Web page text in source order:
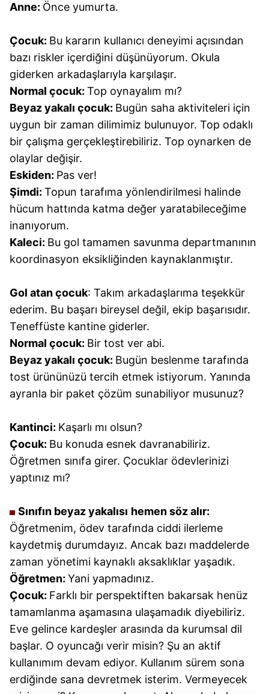
Anne: Önce yumurta.
Çocuk: Bu kararın kullanıcı deneyimi açısından
bazı riskler içerdiğini düşünüyorum. Okula
giderken arkadaşlarıyla karşılaşır.
Normal çocuk: Top oynayalım mı?
Beyaz yakalı çocuk: Bugün saha aktiviteleri için
uygun bir zaman dilimimiz bulunuyor. Top odaklı
bir çalışma gerçekleştirebiliriz. Top oynarken de
olaylar değişir.
Eskiden: Pas ver!
Şimdi: Topun tarafıma yönlendirilmesi halinde
hücum hattında katma değer yaratabileceğime
inanıyorum.
Kaleci: Bu gol tamamen savunma departmanının
koordinasyon eksikliğinden kaynaklanmıştır.
Gol atan çocuk: Takım arkadaşlarıma teşekkür
ederim. Bu başarı bireysel değil, ekip başarısıdır.
Teneffüste kantine giderler.
Normal çocuk: Bir tost ver abi.
Beyaz yakalı çocuk: Bugün beslenme tarafında
tost ürününüzü tercih etmek istiyorum. Yanında
ayranla bir paket çözüm sunabiliyor musunuz?
Kantinci: Kaşarlı mı olsun?
Çocuk: Bu konuda esnek davranabiliriz.
Öğretmen sınıfa girer. Çocuklar ödevlerinizi
yaptınız mı?
Sınıfın beyaz yakalısı hemen söz alır:
Öğretmenim, ödev tarafında ciddi ilerleme
kaydetmiş durumdayız. Ancak bazı maddelerde
zaman yönetimi kaynaklı aksaklıklar yaşadık.
Öğretmen: Yani yapmadınız.
Çocuk: Farklı bir perspektiften bakarsak henüz
tamamlanma aşamasına ulaşamadık diyebiliriz.
Eve gelince kardeşler arasında da kurumsal dil
başlar. O oyuncağı verir misin? Şu an aktif
kullanımım devam ediyor. Kullanım sürem sona
erdiğinde sana devretmek isterim. Vermeyecek